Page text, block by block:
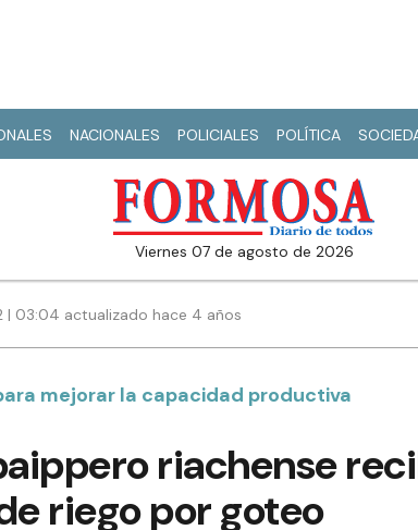
NACIONALES POLICIALES POLÍTICA
viernes 07 de agosto de 2026
| 03:04 actualizado hace 4 años
mejorar la capacidad productiva
riachense
riego por goteo